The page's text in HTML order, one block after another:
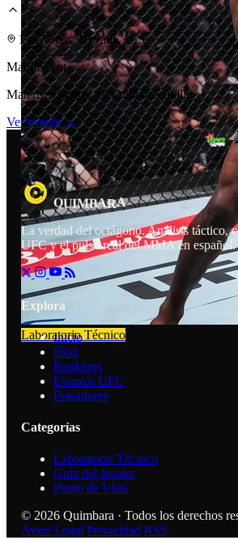
Laboratorio Técnico
Las Vegas, Nevada, U.S.
Main Event
Mateusz Gamrot vs. Quillan Salkilld
Ver evento →
QUIMBARA
La verdad del octágono. Análisis táctico,
UFC y el pulso real del MMA en
Explora
Inicio
Blog
Rankings
Eventos UFC
Peleadores
Categorías
Laboratorio Técnico
Guía del Insider
Punto de Vista
© 2026 Quimbara · Todos los derechos
Aviso Legal Privacidad RSS